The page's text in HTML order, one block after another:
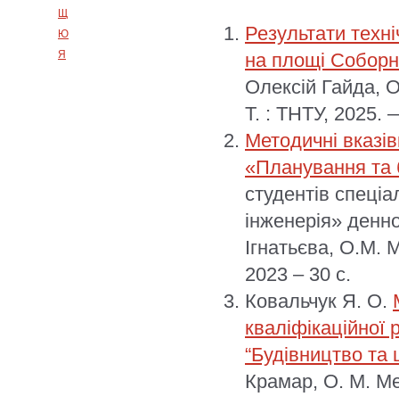
Щ
Ю
Я
Результати
на площі
Олексій Гайда,
Т. : ТНТУ,
Методичні
«Планування та
студентів
інженерія»
Ігнатьєва, О.М.
2023 – 30 с.
Ковальчук Я. О.
“Будівництво та
Крамар, О. М.